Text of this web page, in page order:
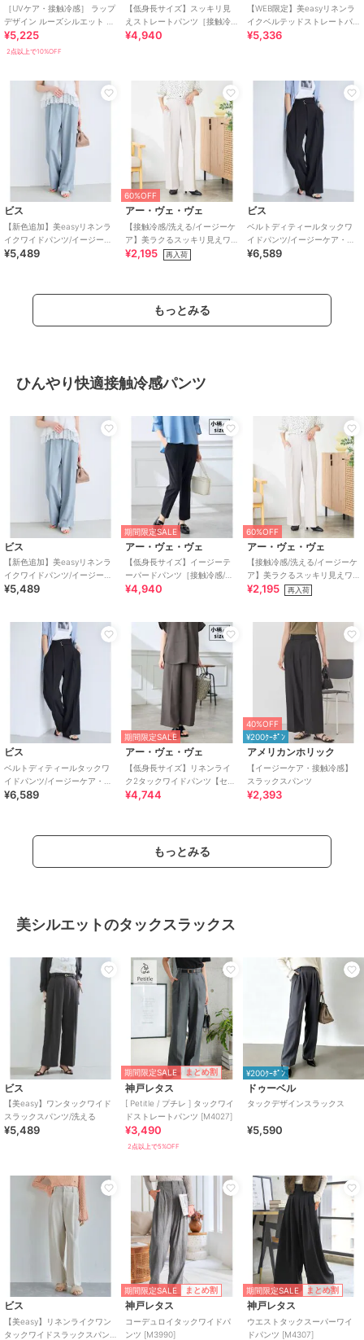
［UVケア・接触冷感］ ラップ
デザイン ルーズシルエット パ
ンツ 【mil/ミル】
¥5,225
2点以上で10%OFF
【低身長サイズ】スッキリ見
えストレートパンツ［接触冷
感/速乾/UVカット/イージーケ
¥4,940
【WEB限定】美easyリネンラ
イクベルテッドストレートパ
ンツ/イージーケア・接触冷感
¥5,336
ビス
【新色追加】美easyリネンラ
イクワイドパンツ/イージーケ
ア・接触冷感・セットアップ
¥5,489
60%OFF
アー・ヴェ・ヴェ
【接触冷感/洗える/イージーケ
ア】美ラクるスッキリ見えワ
イドパンツ
¥2,195 再入荷
ビス
ベルトディティールタックワ
イドパンツ/イージーケア・接
触冷感
¥6,589
もっとみる
ひんやり快適接触冷感パンツ
ビス
【新色追加】美easyリネンラ
イクワイドパンツ/イージーケ
ア・接触冷感・セットアップ
¥5,489
期間限定SALE
アー・ヴェ・ヴェ
【低身長サイズ】イージーテ
ーパードパンツ［接触冷感/速
乾/UVカット/イージーケア］
¥4,940
60%OFF
アー・ヴェ・ヴェ
【接触冷感/洗える/イージーケ
ア】美ラクるスッキリ見えワ
イドパンツ
¥2,195 再入荷
ビス
ベルトディティールタックワ
イドパンツ/イージーケア・接
触冷感
¥6,589
期間限定SALE
アー・ヴェ・ヴェ
【低身長サイズ】リネンライ
ク2タックワイドパンツ【セッ
トアップ対応/接触冷感/UVカ
¥4,744
40%OFF
¥200ｸｰﾎﾟﾝ
アメリカンホリック
【イージーケア・接触冷感】
スラックスパンツ
¥2,393
もっとみる
美シルエットのタックスラックス
ビス
【美easy】ワンタックワイド
スラックスパンツ/洗える
¥5,489
期間限定SALE まとめ割
神戸レタス
[ Petitle / プチレ ] タックワイ
ドストレートパンツ [M4027]
¥3,490
2点以上で5%OFF
¥200ｸｰﾎﾟﾝ
ドゥーベル
タックデザインスラックス
¥5,590
ビス
【美easy】リネンライクワン
タックワイドスラックスパン
期間限定SALE まとめ割
神戸レタス
コーデュロイタックワイドパ
ンツ [M3990]
期間限定SALE まとめ割
神戸レタス
ウエストタックスーパーワイ
ドパンツ [M4307]